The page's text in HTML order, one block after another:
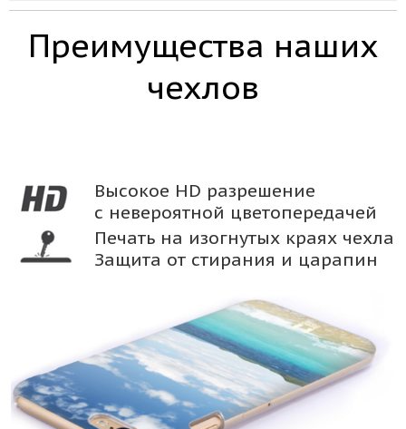
Преимущества наших
чехлов
Высокое HD разрешение
с невероятной цветопередачей
Печать на изогнутых краях чехла
Защита от стирания и царапин